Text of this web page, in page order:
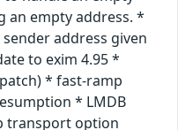
an empty address. *
address given
to exim 4.95 *
* fast-ramp
* LMDB
transport option